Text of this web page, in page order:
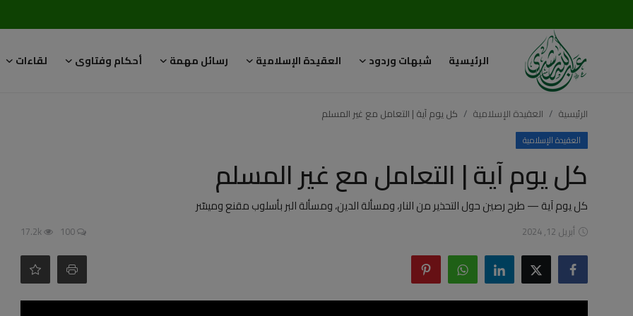
الرئيسية شبهات وردود العقيدة الإسلامية رسائل مهمة أحكام وفتاوى لقاءات
تسجيل
الدخول
شبهات وردود
العقيدة الإسلامية
رسائل مهمة
أحكام وفتاوى
الرئيسية العقيدة الإسلامية كل يوم آية | التعامل مع غير المسلم
العقيدة الإسلامية
كل يوم آية | التعامل مع غير المسلم
كل يوم آية — طرح رصين حول التحذير من النار، ومسألة الدين، ومسألة البر بأسلوب مقنع وميسّر
أبريل 12, 2024 100
17.2k